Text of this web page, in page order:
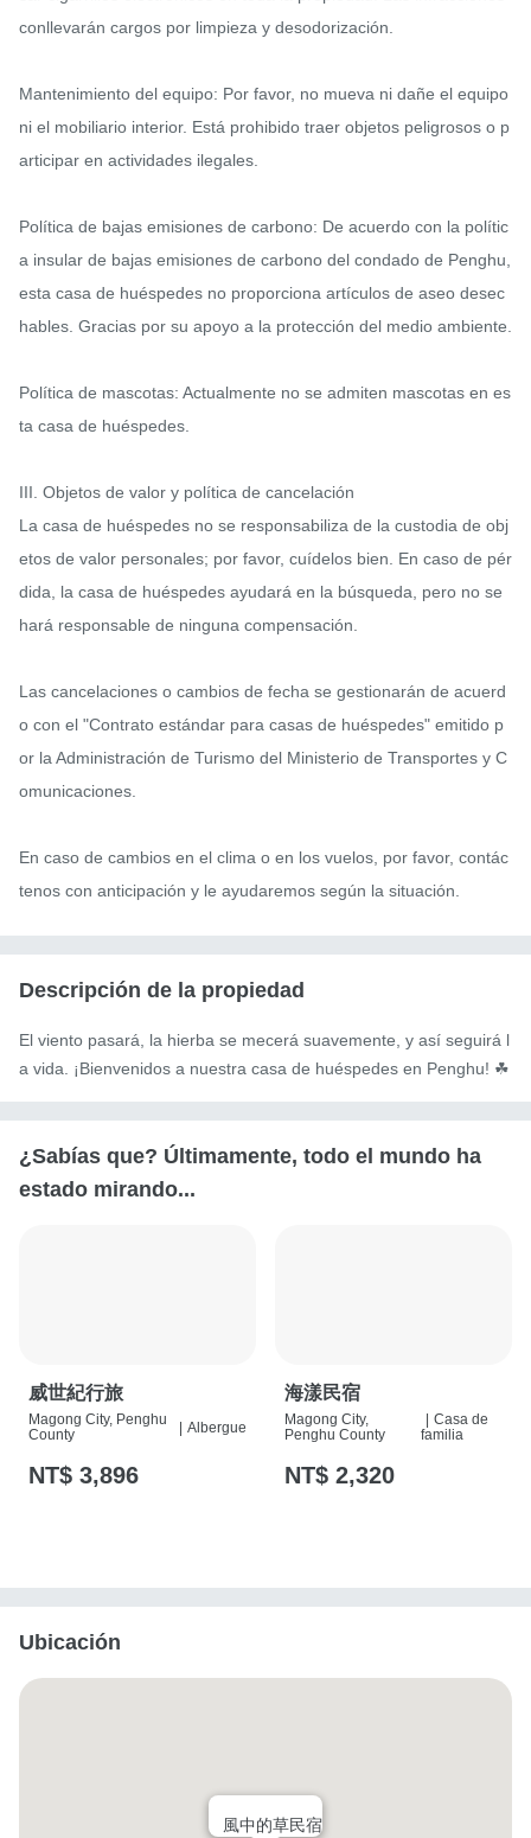
conllevarán cargos por limpieza y desodorización.
Mantenimiento del equipo: Por favor, no mueva ni dañe el equipo
ni el mobiliario interior. Está prohibido traer objetos peligrosos o p
articipar en actividades ilegales.
Política de bajas emisiones de carbono: De acuerdo con la polític
a insular de bajas emisiones de carbono del condado de Penghu,
esta casa de huéspedes no proporciona artículos de aseo desec
hables. Gracias por su apoyo a la protección del medio ambiente.
Política de mascotas: Actualmente no se admiten mascotas en es
ta casa de huéspedes.
III. Objetos de valor y política de cancelación
La casa de huéspedes no se responsabiliza de la custodia de obj
etos de valor personales; por favor, cuídelos bien. En caso de pér
dida, la casa de huéspedes ayudará en la búsqueda, pero no se
hará responsable de ninguna compensación.
Las cancelaciones o cambios de fecha se gestionarán de acuerd
o con el "Contrato estándar para casas de huéspedes" emitido p
or la Administración de Turismo del Ministerio de Transportes y C
omunicaciones.
En caso de cambios en el clima o en los vuelos, por favor, contác
tenos con anticipación y le ayudaremos según la situación.
Descripción de la propiedad
El viento pasará, la hierba se mecerá suavemente, y así seguirá l
a vida. ¡Bienvenidos a nuestra casa de huéspedes en Penghu! ☘︎
¿Sabías que? Últimamente, todo el mundo ha
estado mirando...
威世紀行旅
Magong City, Penghu
County
| Albergue
NT$ 3,896
海漾民宿
Magong City,
Penghu County
Casa de
familia
NT$ 2,320
Ubicación
風中的草民宿